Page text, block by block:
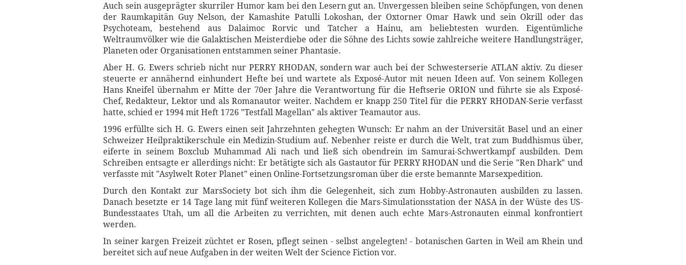
Auch sein ausgeprägter skurriler Humor kam bei den Lesern gut an. Unvergessen bleiben seine Schöpfungen, von denen
der Raumkapitän Guy Nelson, der Kamashite Patulli Lokoshan, der Oxtorner Omar Hawk und sein Okrill oder das
Psychoteam, bestehend aus Dalaimoc Rorvic und Tatcher a Hainu, am beliebtesten wurden. Eigentümliche
Weltraumvölker wie die Galaktischen Meisterdiebe oder die Söhne des Lichts sowie zahlreiche weitere Handlungsträger,
Planeten oder Organisationen entstammen seiner Phantasie.
Aber H. G. Ewers schrieb nicht nur PERRY RHODAN, sondern war auch bei der Schwesterserie ATLAN aktiv. Zu dieser
steuerte er annähernd einhundert Hefte bei und wartete als Exposé-Autor mit neuen Ideen auf. Von seinem Kollegen
Hans Kneifel übernahm er Mitte der 70er Jahre die Verantwortung für die Heftserie ORION und führte sie als Exposé-
Chef, Redakteur, Lektor und als Romanautor weiter. Nachdem er knapp 250 Titel für die PERRY RHODAN-Serie verfasst
hatte, schied er 1994 mit Heft 1726 "Testfall Magellan" als aktiver Teamautor aus.
1996 erfüllte sich H. G. Ewers einen seit Jahrzehnten gehegten Wunsch: Er nahm an der Universität Basel und an einer
Schweizer Heilpraktikerschule ein Medizin-Studium auf. Nebenher reiste er durch die Welt, trat zum Buddhismus über,
eiferte in seinem Boxclub Muhammad Ali nach und ließ sich obendrein im Samurai-Schwertkampf ausbilden. Dem
Schreiben entsagte er allerdings nicht: Er betätigte sich als Gastautor für PERRY RHODAN und die Serie "Ren Dhark" und
verfasste mit "Asylwelt Roter Planet" einen Online-Fortsetzungsroman über die erste bemannte Marsexpedition.
Durch den Kontakt zur MarsSociety bot sich ihm die Gelegenheit, sich zum Hobby-Astronauten ausbilden zu lassen.
Danach besetzte er 14 Tage lang mit fünf weiteren Kollegen die Mars-Simulationsstation der NASA in der Wüste des US-
Bundesstaates Utah, um all die Arbeiten zu verrichten, mit denen auch echte Mars-Astronauten einmal konfrontiert
werden.
In seiner kargen Freizeit züchtet er Rosen, pflegt seinen - selbst angelegten! - botanischen Garten in Weil am Rhein und
bereitet sich auf neue Aufgaben in der weiten Welt der Science Fiction vor.